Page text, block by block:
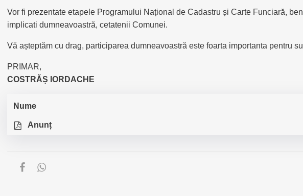
Vor fi prezentate etapele Programului Național de Cadastru și Carte Funciară,
implicati dumneavoastră, cetatenii Comunei.
Vă așteptăm cu drag, participarea dumneavoastră este foarta importanta pentru
PRIMAR,
COSTRĂȘ IORDACHE
Nume
Anunț